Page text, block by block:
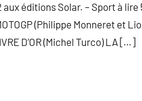
éditions Solar. – Sport à lire
(Philippe Monneret et
D’OR (Michel Turco) LA […]